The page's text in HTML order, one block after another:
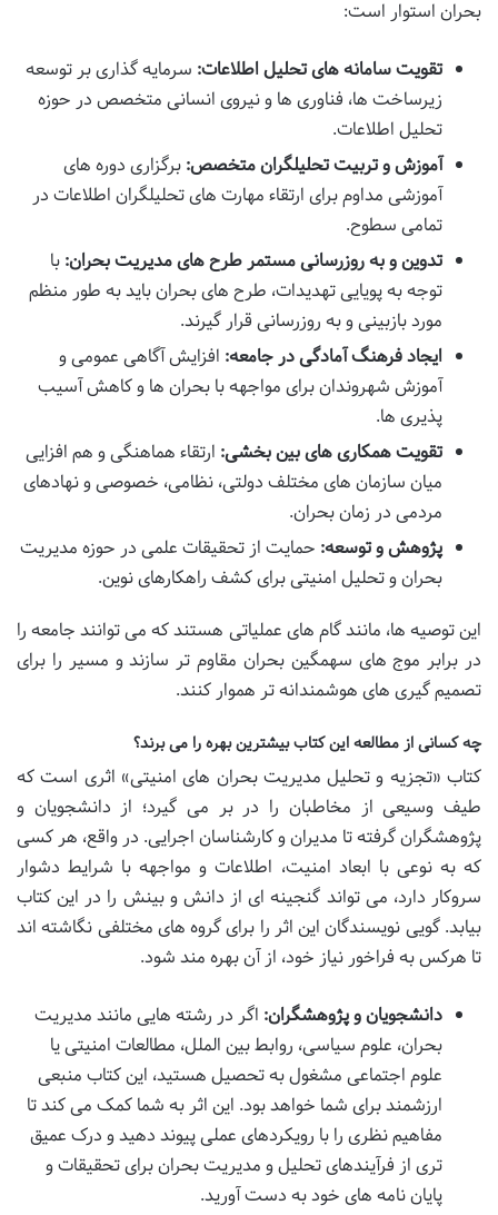
بحران استوار است:
تقویت سامانه های تحلیل اطلاعات: سرمایه گذاری بر توسعه
زیرساخت ها، فناوری ها و نیروی انسانی متخصص در حوزه
تحلیل اطلاعات.
آموزش و تربیت تحلیلگران متخصص: برگزاری دوره های
آموزشی مداوم برای ارتقاء مهارت های تحلیلگران اطلاعات در
تمامی سطوح.
تدوین و به روزرسانی مستمر طرح های مدیریت بحران: با
توجه به پویایی تهدیدات، طرح های بحران باید به طور منظم
مورد بازبینی و به روزرسانی قرار گیرند.
ایجاد فرهنگ آمادگی در جامعه: افزایش آگاهی عمومی و
آموزش شهروندان برای مواجهه با بحران ها و کاهش آسیب
پذیری ها.
تقویت همکاری های بین بخشی: ارتقاء هماهنگی و هم افزایی
میان سازمان های مختلف دولتی، نظامی، خصوصی و نهادهای
مردمی در زمان بحران.
پژوهش و توسعه: حمایت از تحقیقات علمی در حوزه مدیریت
بحران و تحلیل امنیتی برای کشف راهکارهای نوین.
این توصیه ها، مانند گام های عملیاتی هستند که می توانند جامعه را
در برابر موج های سهمگین بحران مقاوم تر سازند و مسیر را برای
تصمیم گیری های هوشمندانه تر هموار کنند.
چه کسانی از مطالعه این کتاب بیشترین بهره را می برند؟
کتاب «تجزیه و تحلیل مدیریت بحران های امنیتی» اثری است که
طیف وسیعی از مخاطبان را در بر می گیرد؛ از دانشجویان و
پژوهشگران گرفته تا مدیران و کارشناسان اجرایی. در واقع، هر کسی
که به نوعی با ابعاد امنیت، اطلاعات و مواجهه با شرایط دشوار
سروکار دارد، می تواند گنجینه ای از دانش و بینش را در این کتاب
بیابد. گویی نویسندگان این اثر را برای گروه های مختلفی نگاشته اند
تا هرکس به فراخور نیاز خود، از آن بهره مند شود.
دانشجویان و پژوهشگران: اگر در رشته هایی مانند مدیریت
بحران، علوم سیاسی، روابط بین الملل، مطالعات امنیتی یا
علوم اجتماعی مشغول به تحصیل هستید، این کتاب منبعی
ارزشمند برای شما خواهد بود. این اثر به شما کمک می کند تا
مفاهیم نظری را با رویکردهای عملی پیوند دهید و درک عمیق
تری از فرآیندهای تحلیل و مدیریت بحران برای تحقیقات و
پایان نامه های خود به دست آورید.